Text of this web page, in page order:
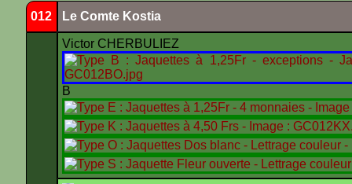
012 Le Comte Kostia
Victor CHERBULIEZ
B